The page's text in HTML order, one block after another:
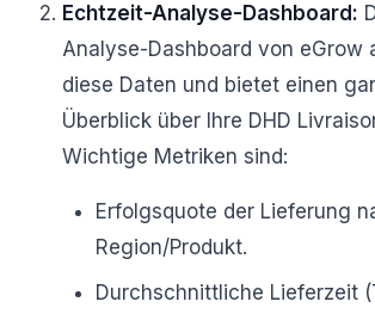
Echtzeit-Analyse-Dashboard:
Analyse-Dashboard von eGrow
diese Daten und bietet einen
Überblick über Ihre DHD
Wichtige Metriken sind:
Erfolgsquote der Lieferung
Region/Produkt.
Durchschnittliche Lieferzeit